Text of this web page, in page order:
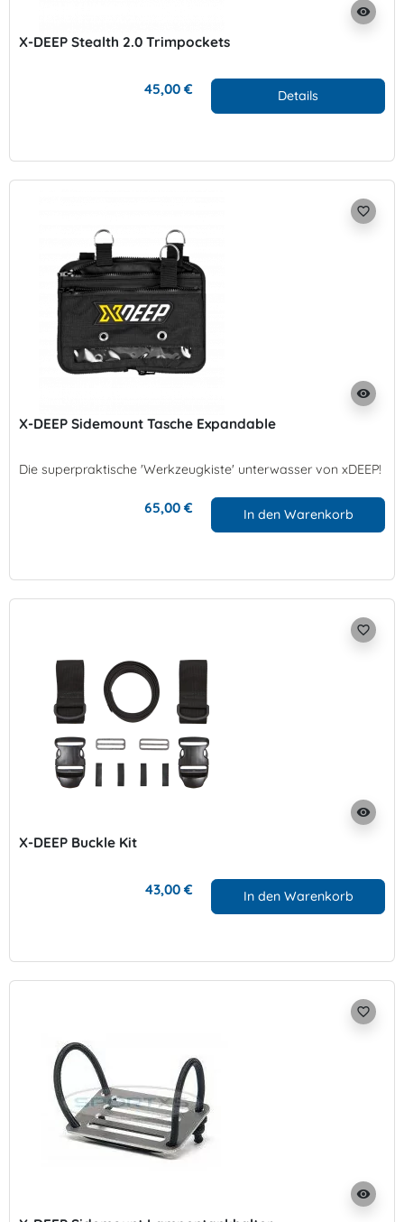
visibility
X-DEEP Stealth 2.0 Trimpockets
45,00 € Details
visibility
favorite_border
X-DEEP Sidemount Tasche Expandable
Die superpraktische 'Werkzeugkiste' unterwasser von xDEEP!
65,00 € In den Warenkorb
visibility
favorite_border
X-DEEP Buckle Kit
43,00 € In den Warenkorb
visibility
favorite_border